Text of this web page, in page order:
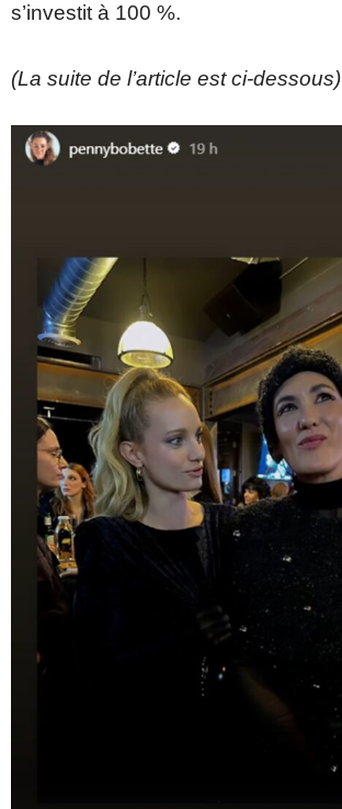
s’investit à 100 %.
(La suite de l’article est ci-dessous)